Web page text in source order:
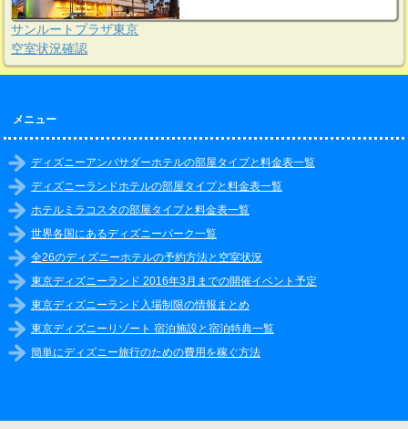
サンルートプラザ東京
空室状況確認
メニュー
ディズニーアンバサダーホテルの部屋タイプと料金表一覧
ディズニーランドホテルの部屋タイプと料金表一覧
ホテルミラコスタの部屋タイプと料金表一覧
世界各国にあるディズニーパーク一覧
全26のディズニーホテルの予約方法と空室状況
東京ディズニーランド 2016年3月までの開催イベント予定
東京ディズニーランド入場制限の情報まとめ
東京ディズニーリゾート 宿泊施設と宿泊特典一覧
簡単にディズニー旅行のための費用を稼ぐ方法